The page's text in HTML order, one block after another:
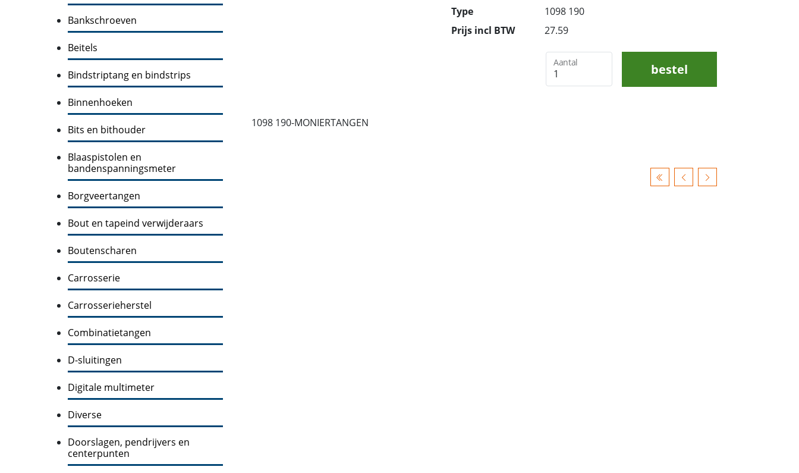
Bankschroeven
Beitels
Bindstriptang en bindstrips
Binnenhoeken
Bits en bithouder
Blaaspistolen en
bandenspanningsmeter
Borgveertangen
Bout en tapeind verwijderaars
Boutenscharen
Carrosserie
Carrosserieherstel
Combinatietangen
D-sluitingen
Digitale multimeter
Diverse
Doorslagen, pendrijvers en
centerpunten
Type
1098 190
Prijs incl BTW
27.59
Aantal bestel
1098 190-MONIERTANGEN